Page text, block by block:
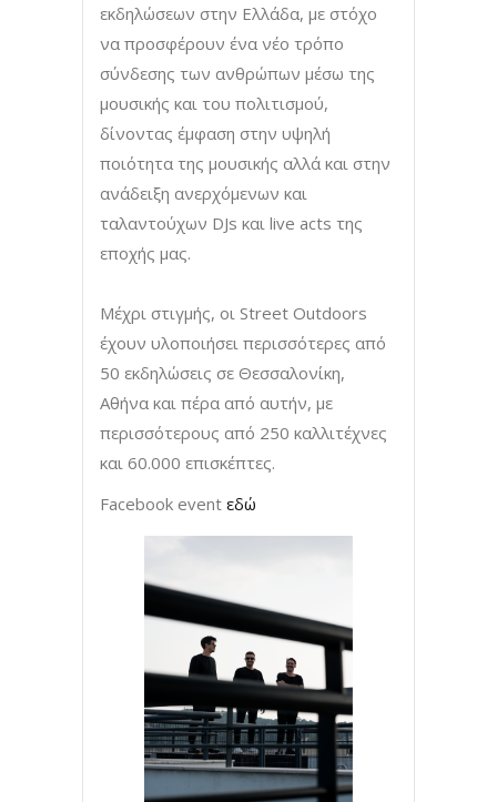
εκδηλώσεων στην Ελλάδα, με στόχο
να προσφέρουν ένα νέο τρόπο
σύνδεσης των ανθρώπων μέσω της
μουσικής και του πολιτισμού,
δίνοντας έμφαση στην υψηλή
ποιότητα της μουσικής αλλά και στην
ανάδειξη ανερχόμενων και
ταλαντούχων DJs και live acts της
εποχής μας.
Μέχρι στιγμής, οι Street Outdoors
έχουν υλοποιήσει περισσότερες από
50 εκδηλώσεις σε Θεσσαλονίκη,
Αθήνα και πέρα από αυτήν, με
περισσότερους από 250 καλλιτέχνες
και 60.000 επισκέπτες.
Facebook event εδώ